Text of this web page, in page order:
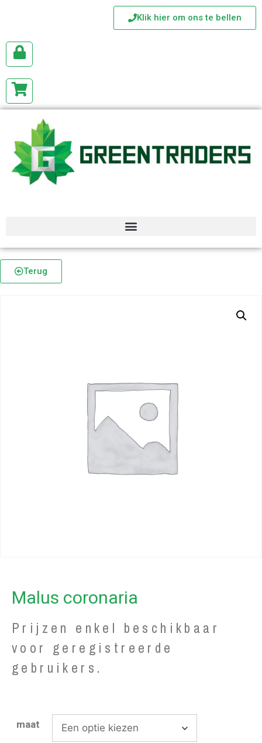
Klik hier om ons te bellen
Terug
Malus coronaria
Prijzen enkel beschikbaar
voor geregistreerde
gebruikers.
maat